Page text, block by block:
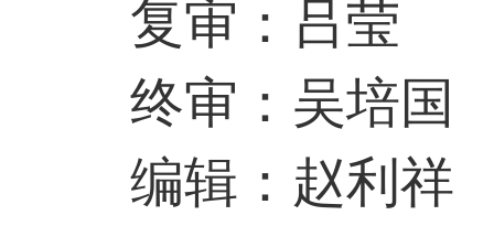
复审：吕莹
终审：吴培国
编辑：赵利祥